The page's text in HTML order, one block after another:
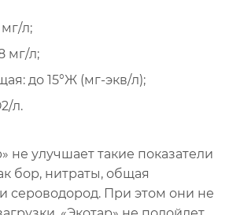
л;
мг/л;
до 15°Ж (мг-экв/л);
л.
не улучшает такие показатели
бор, нитраты, общая
сероводород. При этом они не